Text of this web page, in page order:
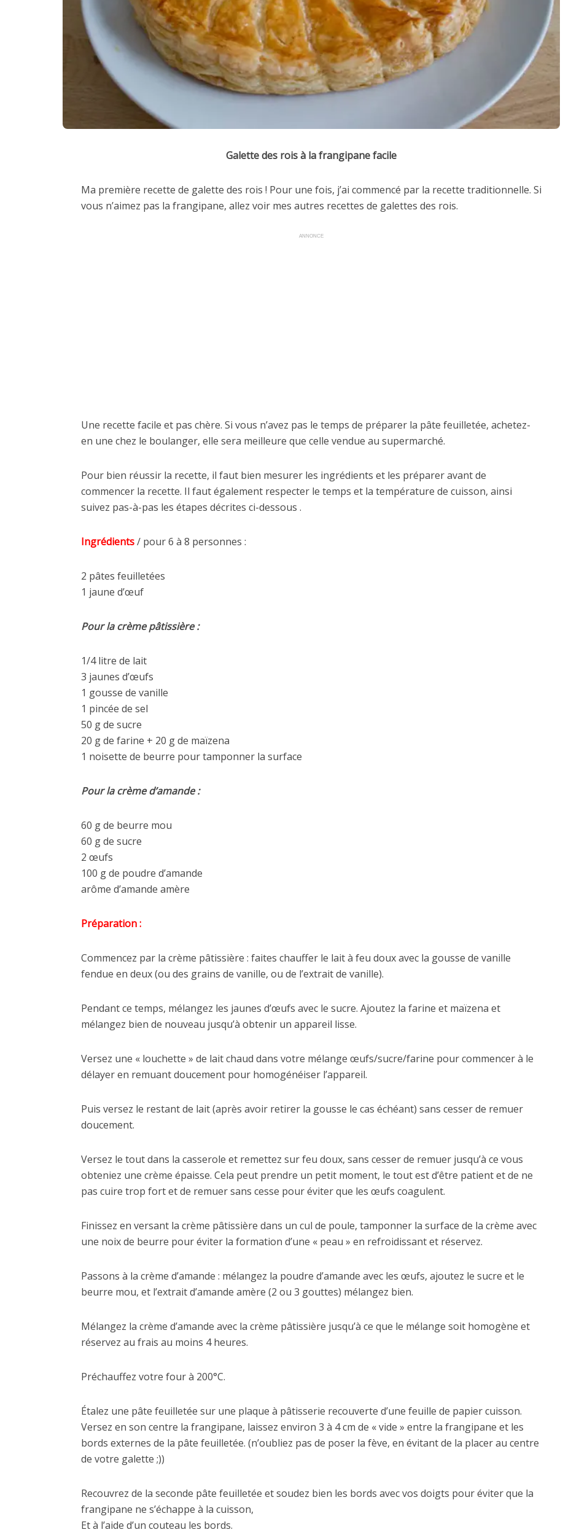
Galette des rois à la frangipane facile
Ma première recette de galette des rois ! Pour une fois, j’ai commencé par la recette traditionnelle. Si
vous n’aimez pas la frangipane, allez voir mes autres recettes de galettes des rois.
ANNONCE
Une recette facile et pas chère. Si vous n’avez pas le temps de préparer la pâte feuilletée, achetez-
en une chez le boulanger, elle sera meilleure que celle vendue au supermarché.
Pour bien réussir la recette, il faut bien mesurer les ingrédients et les préparer avant de
commencer la recette. Il faut également respecter le temps et la température de cuisson, ainsi
suivez pas-à-pas les étapes décrites ci-dessous .
Ingrédients/ pour 6 à 8 personnes :
2 pâtes feuilletées
1 jaune d’œuf
Pour la crème pâtissière :
1/4 litre de lait
3 jaunes d’œufs
1 gousse de vanille
1 pincée de sel
50 g de sucre
20 g de farine + 20 g de maïzena
1 noisette de beurre pour tamponner la surface
Pour la crème d’amande :
60 g de beurre mou
60 g de sucre
2 œufs
100 g de poudre d’amande
arôme d’amande amère
Préparation :
Commencez par la crème pâtissière : faites chauffer le lait à feu doux avec la gousse de vanille
fendue en deux (ou des grains de vanille, ou de l’extrait de vanille).
Pendant ce temps, mélangez les jaunes d’œufs avec le sucre. Ajoutez la farine et maïzena et
mélangez bien de nouveau jusqu’à obtenir un appareil lisse.
Versez une « louchette » de lait chaud dans votre mélange œufs/sucre/farine pour commencer à le
délayer en remuant doucement pour homogénéiser l’appareil.
Puis versez le restant de lait (après avoir retirer la gousse le cas échéant) sans cesser de remuer
doucement.
Versez le tout dans la casserole et remettez sur feu doux, sans cesser de remuer jusqu’à ce vous
obteniez une crème épaisse. Cela peut prendre un petit moment, le tout est d’être patient et de ne
pas cuire trop fort et de remuer sans cesse pour éviter que les œufs coagulent.
Finissez en versant la crème pâtissière dans un cul de poule, tamponner la surface de la crème avec
une noix de beurre pour éviter la formation d’une « peau » en refroidissant et réservez.
Passons à la crème d’amande : mélangez la poudre d’amande avec les œufs, ajoutez le sucre et le
beurre mou, et l’extrait d’amande amère (2 ou 3 gouttes) mélangez bien.
Mélangez la crème d’amande avec la crème pâtissière jusqu’à ce que le mélange soit homogène et
réservez au frais au moins 4 heures.
Préchauffez votre four à 200°C.
Étalez une pâte feuilletée sur une plaque à pâtisserie recouverte d’une feuille de papier cuisson.
Versez en son centre la frangipane, laissez environ 3 à 4 cm de « vide » entre la frangipane et les
bords externes de la pâte feuilletée. (n’oubliez pas de poser la fève, en évitant de la placer au centre
de votre galette ;))
Recouvrez de la seconde pâte feuilletée et soudez bien les bords avec vos doigts pour éviter que la
frangipane ne s’échappe à la cuisson,
Et à l’aide d’un couteau les bords.